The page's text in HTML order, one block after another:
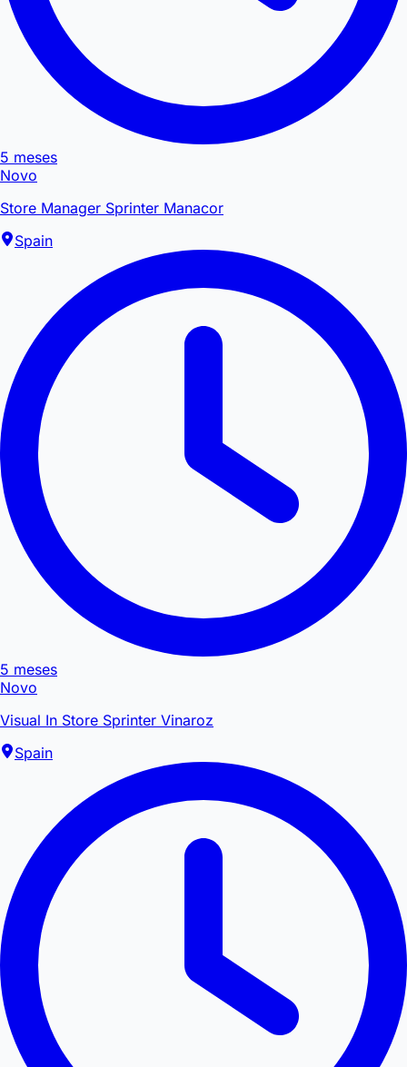
5 meses
Novo
Store Manager Sprinter Manacor
Spain
5 meses
Novo
Visual In Store Sprinter Vinaroz
Spain